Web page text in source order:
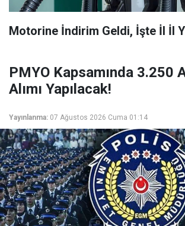
Motorine İndirim Geldi, İşte İl İl
PMYO Kapsamında 3.250
Alımı Yapılacak!
Yayınlanma: 07 Ağustos 2026 Cuma 01:14